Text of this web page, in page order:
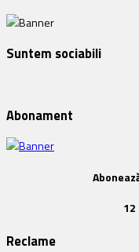
Suntem sociabili
Abonament
Reclame